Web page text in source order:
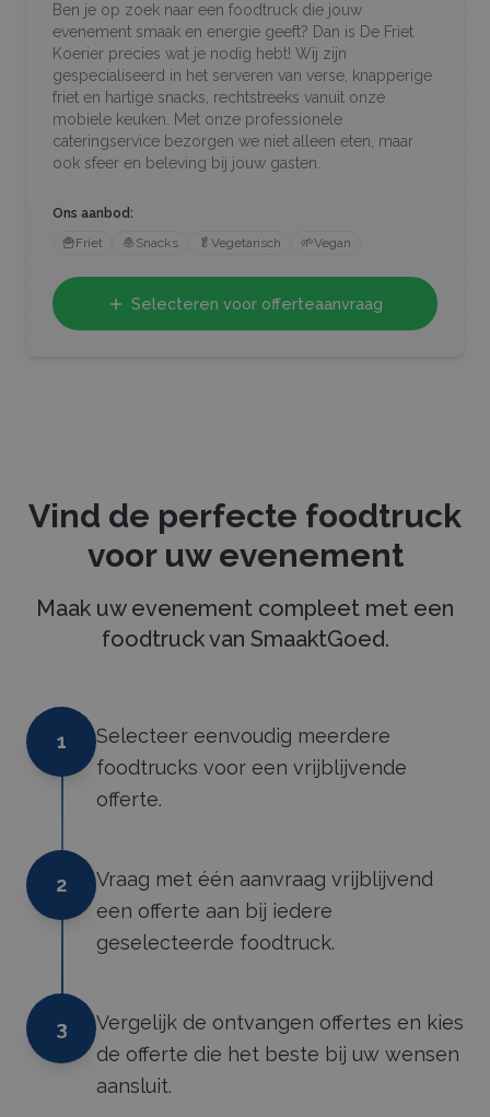
Ben je op zoek naar een foodtruck die jouw
evenement smaak en energie geeft? Dan is De Friet
Koerier precies wat je nodig hebt! Wij zijn
gespecialiseerd in het serveren van verse, knapperige
friet en hartige snacks, rechtstreeks vanuit onze
mobiele keuken. Met onze professionele
cateringservice bezorgen we niet alleen eten, maar
ook sfeer en beleving bij jouw gasten.
Ons aanbod:
🍟Friet 🧆Snacks 🥬 Vegetarisch 🌱Vegan
Selecteren voor offerteaanvraag
Vind de perfecte foodtruck
voor uw evenement
Maak uw evenement compleet met een
foodtruck van SmaaktGoed.
1
Selecteer eenvoudig meerdere
foodtrucks voor een vrijblijvende
offerte.
2
Vraag met één aanvraag vrijblijvend
een offerte aan bij iedere
geselecteerde foodtruck.
3
Vergelijk de ontvangen offertes en kies
de offerte die het beste bij uw wensen
aansluit.